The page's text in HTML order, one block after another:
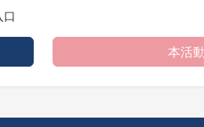
本活